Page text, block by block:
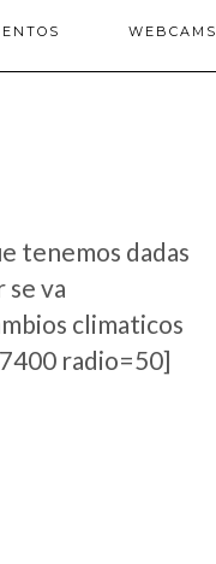
WEBCAMS
tenemos dadas
se va
climaticos
radio=50]